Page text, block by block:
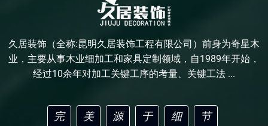
久居装饰（全称:昆明久居装饰工程有限公司）前身为奇星木
业，主要从事木业细加工和家具定制领域，自1989年开始，
经过10余年对加工关键工序的考量、关键工法 ...
完 美 源 于 细
节